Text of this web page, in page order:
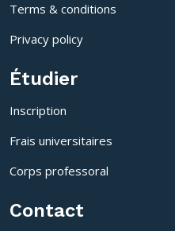
Terms & conditions
Privacy policy
Étudier
Inscription
Frais universitaires
Corps professoral
Contact